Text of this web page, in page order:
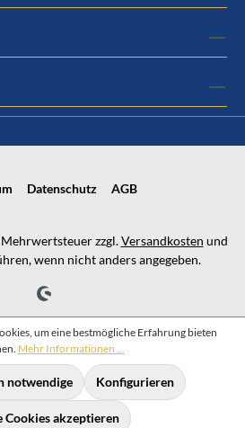
Datenschutz AGB
zzgl.Versandkosten und
wenn nicht anders angegeben.
um eine bestmögliche Erfahrung bieten
Mehr Informationen ...
notwendige Konfigurieren
Cookies akzeptieren